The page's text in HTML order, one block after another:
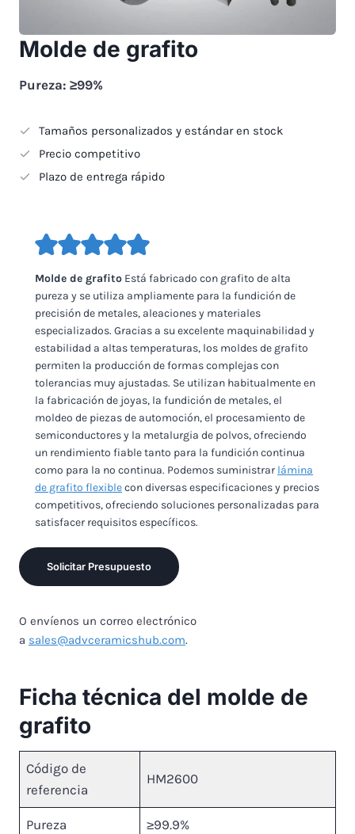
Molde de grafito
Pureza: ≥99%
Tamaños personalizados y estándar en stock
Precio competitivo
Plazo de entrega rápido
Molde de grafito Está fabricado con grafito de alta
pureza y se utiliza ampliamente para la fundición de
precisión de metales, aleaciones y materiales
especializados. Gracias a su excelente maquinabilidad y
estabilidad a altas temperaturas, los moldes de grafito
permiten la producción de formas complejas con
tolerancias muy ajustadas. Se utilizan habitualmente en
la fabricación de joyas, la fundición de metales, el
moldeo de piezas de automoción, el procesamiento de
semiconductores y la metalurgia de polvos, ofreciendo
un rendimiento fiable tanto para la fundición continua
como para la no continua. Podemos suministrar lámina
de grafito flexiblecon diversas especificaciones y precios
competitivos, ofreciendo soluciones personalizadas para
satisfacer requisitos específicos.
Solicitar Presupuesto
O envíenos un correo electrónico
a sales@advceramicshub.com.
Ficha técnica del molde de
grafito
Código de
referencia
HM2600
Pureza ≥99.9%